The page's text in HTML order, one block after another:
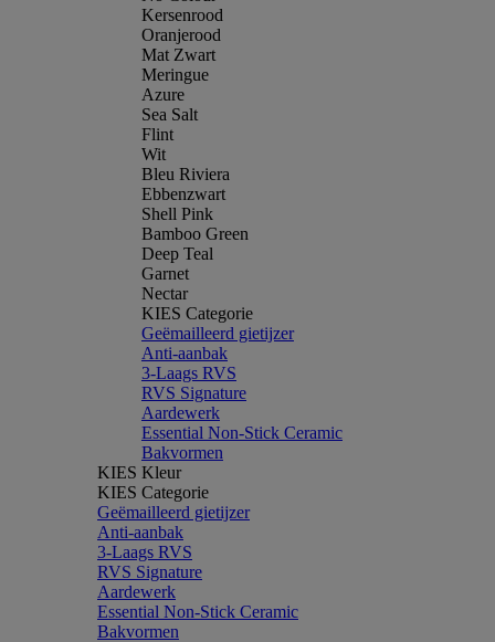
Kersenrood
Oranjerood
Mat Zwart
Meringue
Azure
Sea Salt
Flint
Wit
Bleu Riviera
Ebbenzwart
Shell Pink
Bamboo Green
Deep Teal
Garnet
Nectar
KIES Categorie
Geëmailleerd gietijzer
Anti-aanbak
3-Laags RVS
RVS Signature
Aardewerk
Essential Non-Stick Ceramic
Bakvormen
KIES Kleur
KIES Categorie
Geëmailleerd gietijzer
Anti-aanbak
3-Laags RVS
RVS Signature
Aardewerk
Essential Non-Stick Ceramic
Bakvormen